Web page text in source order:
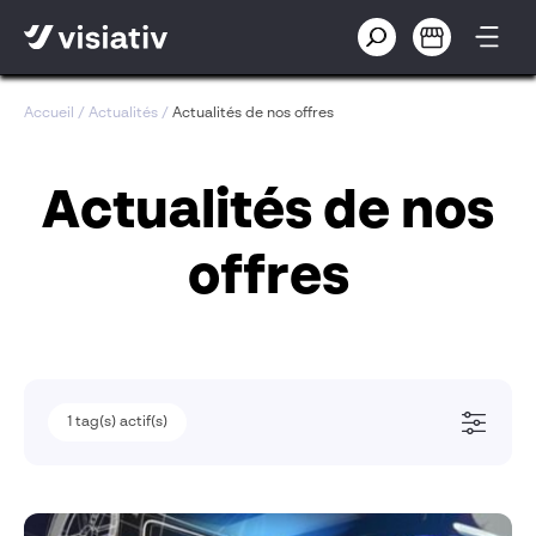
Accueil / Actualités / Actualités de nos offres
Actualités de nos
offres
1 tag(s) actif(s)
1 tag(s) actif(s)